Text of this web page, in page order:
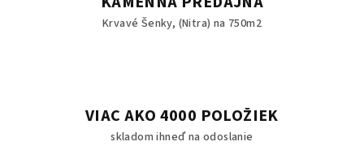
i
s
Krvavé Šenky, (Nitra) na 750m2
VIAC AKO 4000 POLOŽIEK
skladom ihneď na odoslanie